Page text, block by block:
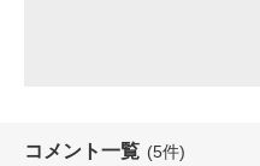
コメント一覧 (5件)